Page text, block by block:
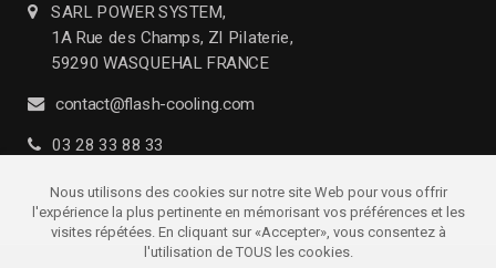
SARL POWER SYSTEM,
1A Rue des Champs, ZI Pilaterie,
59290 WASQUEHAL FRANCE
contact@flash-cooling.com
03 28 33 88 33
Nous utilisons des cookies sur notre site Web pour vous offrir
l'expérience la plus pertinente en mémorisant vos préférences et les
visites répétées. En cliquant sur «Accepter», vous consentez à
l'utilisation de TOUS les cookies.